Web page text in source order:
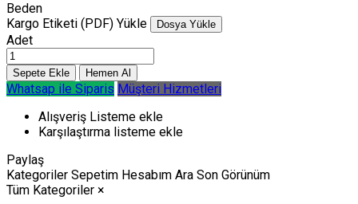
Beden
Kargo Etiketi (PDF) Yükle
Dosya Yükle
Adet
Whatsap ile Siparis Müşteri Hizmetleri
Alışveriş Listeme ekle
Karşılaştırma listeme ekle
Paylaş
Kategoriler Sepetim Hesabım Ara Son Görünüm
Tüm Kategoriler ×